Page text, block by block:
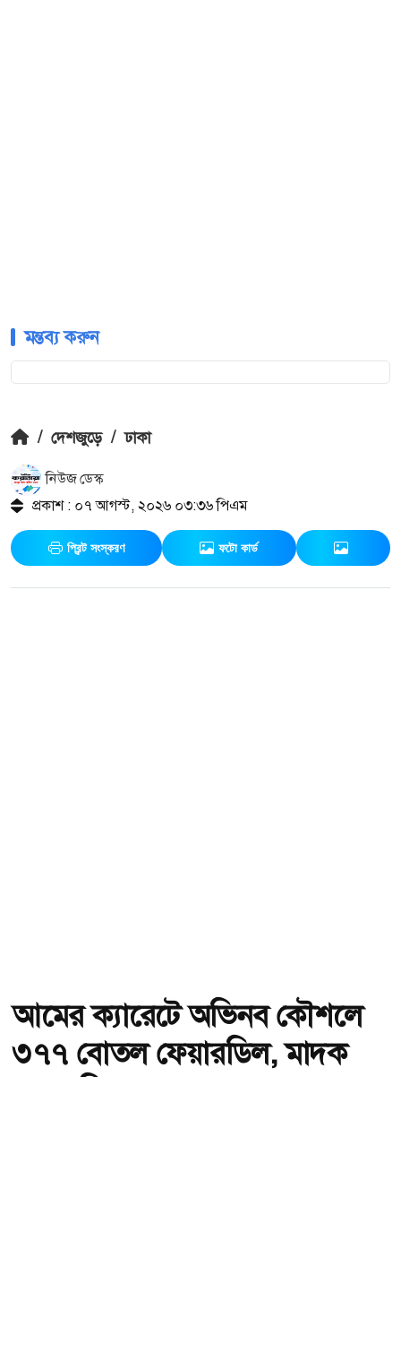
মন্তব্য করুন
/ দেশজুড়ে / ঢাকা
নিউজ ডেস্ক
প্রকাশ : ০৭ আগস্ট, ২০২৬ ০৩:৩৬ পিএম
প্রিন্ট সংস্করণ ফটো কার্ড
আমের ক্যারেটে অভিনব কৌশলে
৩৭৭ বোতল ফেয়ারডিল, মাদক